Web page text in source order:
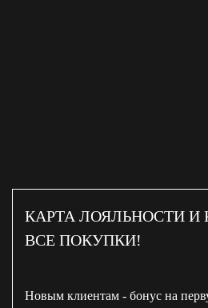
КАРТА ЛОЯЛЬНОСТИ И
ВСЕ ПОКУПКИ!
Новым клиентам - бонус на